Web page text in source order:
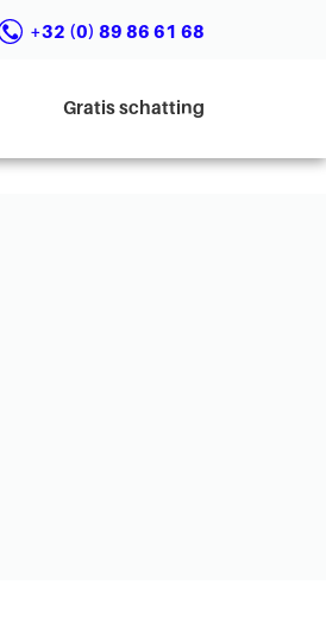
+32 (0) 89 86 61 68
Gratis schatting